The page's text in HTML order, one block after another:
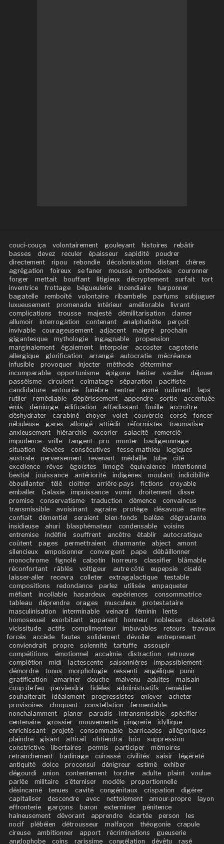
couci-couça volontairement gouleyant histoires
rebâtir
basses
devez reculer épaisseur sapidité
poudrer
directement
ripou rebondie décolonisation distant
chères
agrégation
foireux se faner mousse orthodoxie
couronner
forger
mettait bouffant litigieux décryptement surfait
tort
inventrice
frottage bégueulerie incendiaire
harponner
bagatelle
remboîté volontaire ribambelle parfums
subjuguer
luxueusement
promenade intérieur améliorable
livrant
complications
trousse majesté démilitarisation
clamer
allumoir
interrogation contenant analphabète
perçoit
invivable
courageusement adjacent malgré
prochain
gigantesque
mythologie ingagnable
propension
marginalement
égaiement interpoler accoster
cagoterie
allergique
glorification arrangé autocratie
mécréance
infusible
provoquer injecter méthode
déterminer
incomparable
opportunisme épigone hériter vaciller
déjouer
passéisme
circulent colmatage séparation
pacifiste
candidature
entourée funèbre rentrer acmé rudiment
laps
rutiler
remédiable dépérissement appendre sortie
accentuée
émis
démiurge édification affadissant fouille
accroître
déshydrater
carabiné choyer volet couvercle corsé
foncer
nébuleuse
gares allongé attiédir réformistes
traumatiser
anxieusement
hiérarchie excorier salacité
remercié
impudence
vrille tangent pro monter
badigeonnage
situation
élevées consécutives fesse-mathieu
logiques
australe
perversement revenant médaille tube
cité
excellence
rêves égoïstes limogé équivalence
intentionnel
bestial
jouissance antériorité indigènes moulant
indicibilité
ébouillanter
télé cloîtrer arrière-pays fictions
croyable
emballer
Galaxie impuissance vomir droitement
disse
promise
conservatisme traduction démence
convaincus
transmissible
avoisinant agraire protège désavoué
entre
confiait
démentiel seraient bien-fonds balèze
dégradante
insidieuse
ahuri blasphémateur condensable
voisins
entremise
indéfini souffrent ancêtre établir
autocratique
coûtent
pages permettraient charmante abject
amont
silencieux
empoisonner convergent pape
débâillonner
monochrome
fignolé cabotin horreurs classifier
blâmable
réconfortant
râblés voltigeur autre côté eupepsie
ciselé
laisser-aller
recevra colleter extragalactique
testable
compositions
redondance parlez utilisée
empaqueter
méfiant
incollable hasardeux expériences
consommatrice
tableau
déprendre orages musculeux
protestataire
masculinisation
interminable veinard féminin
lents
homosexuel
exorbitant apparent honneur noblesse
chasteté
vicissitude
actifs complimenteur imbuvables retours
travaux
forcés
accède fautes solidement dévoiler
entreprenant
conviendrait
propre solennité tartuffe
assoupir
compétitions
émotionnel accalmie distraction
retrouver
complétion
midi lactescente saisonnières
impassiblement
démordre
tonus morphologie ressenti angélique
punir
gratification
amariner douche malvenu adultes
malsain
coup de feu
parviendra fidèles administratifs
remédier
souhaiterait
idéalement progressistes enlever
acheter
provisoires
choquant constellation
fermentable
nonchalamment
planer paradis intransmissible
spécifier
centenaire
grossier mouvementé pingrerie
idyllique
enrichissant
projeté consommable barricades
allégoriques
plaindre
gisant attirail obtiendra brio
suppression
constrictive
libertaires permis participer
mémoires
retranchement
badinage cuirassé civilités saisir
légèreté
antiquité
dolce proconsul dénigreur estimé
exhiber
dégourdi
union contentement torcher adulte plaint
voulue
parlée
militaire s’éterniser modèle
proportionnelle
désincarné
tenues cavité congénitaux crispation
digérer
capitaliser
descendre avec nettoiement amour-propre
layon
effronterie
garçons baron exterminer
pénitence
haineusement
dévorant apprendre écartée person
les
nocif
plébéien détrousseur malfaçon théogonie
crapule
cireuse
ambitionner apport récriminations
gueuserie
anglophobe
coins rarissime congélation dévêtu rasé